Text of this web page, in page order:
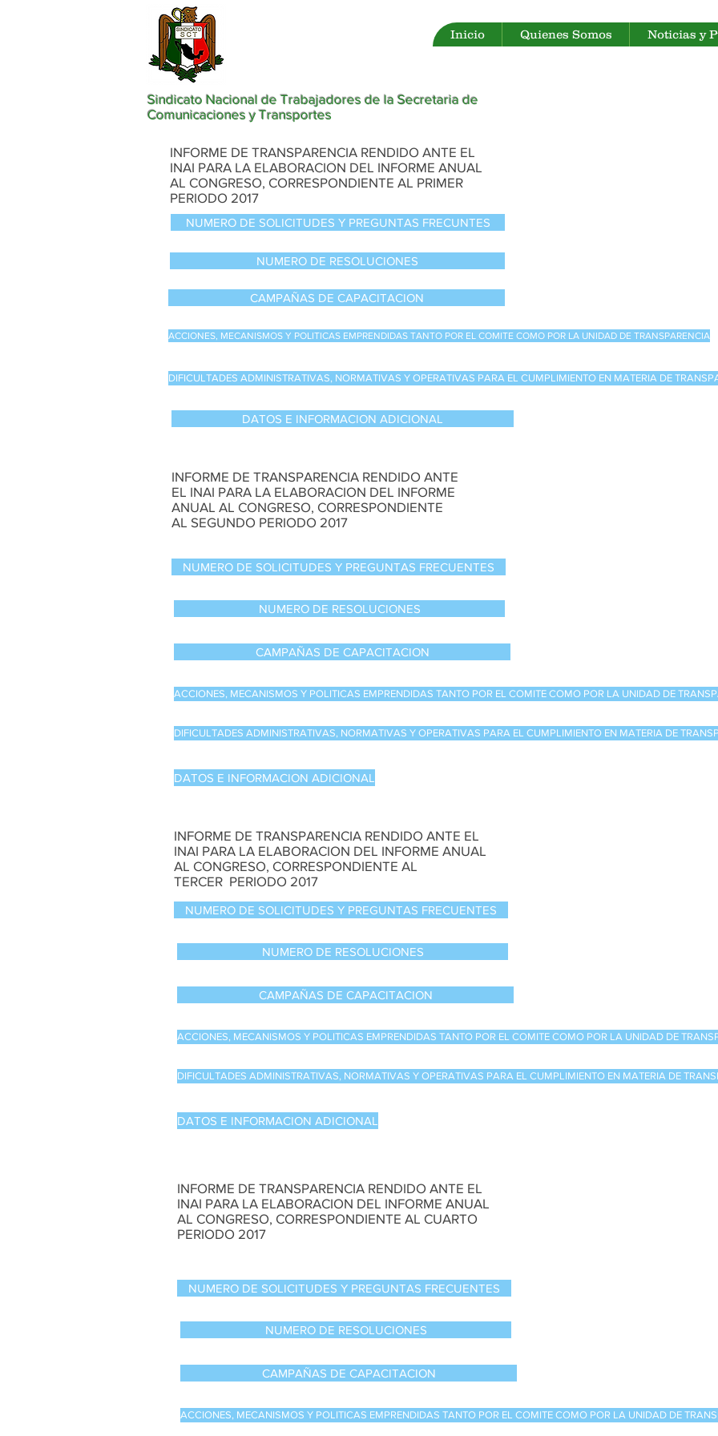
Inicio Quienes Somos Noticias y
Sindicato Nacional de Trabajadores de la Secretaria de
Comunicaciones y Transportes
INFORME DE TRANSPARENCIA RENDIDO ANTE EL
INAI PARA LA ELABORACION DEL INFORME ANUAL
AL CONGRESO, CORRESPONDIENTE AL PRIMER
PERIODO 2017
NUMERO DE SOLICITUDES Y PREGUNTAS FRECUNTES
NUMERO DE RESOLUCIONES
CAMPAÑAS DE CAPACITACION
ACCIONES, MECANISMOS Y POLITICAS EMPRENDIDAS TANTO POR EL COMITE COMO POR LA UNIDAD DE TRANSPARENCIA
DIFICULTADES ADMINISTRATIVAS, NORMATIVAS Y OPERATIVAS PARA EL CUMPLIMIENTO EN MATERIA DE
DATOS E INFORMACION ADICIONAL
INFORME DE TRANSPARENCIA RENDIDO ANTE
EL INAI PARA LA ELABORACION DEL INFORME
ANUAL AL CONGRESO, CORRESPONDIENTE
AL SEGUNDO PERIODO 2017
NUMERO DE SOLICITUDES Y PREGUNTAS FRECUENTES
NUMERO DE RESOLUCIONES
CAMPAÑAS DE CAPACITACION
ACCIONES, MECANISMOS Y POLITICAS EMPRENDIDAS TANTO POR EL COMITE COMO POR LA UNIDAD DE
DIFICULTADES ADMINISTRATIVAS, NORMATIVAS Y OPERATIVAS PARA EL CUMPLIMIENTO EN MATERIA DE
DATOS E INFORMACION ADICIONAL
INFORME DE TRANSPARENCIA RENDIDO ANTE EL
INAI PARA LA ELABORACION DEL INFORME ANUAL
AL CONGRESO, CORRESPONDIENTE AL
TERCER PERIODO 2017
NUMERO DE SOLICITUDES Y PREGUNTAS FRECUENTES
NUMERO DE RESOLUCIONES
CAMPAÑAS DE CAPACITACION
ACCIONES, MECANISMOS Y POLITICAS EMPRENDIDAS TANTO POR EL COMITE COMO POR LA UNIDAD DE
DIFICULTADES ADMINISTRATIVAS, NORMATIVAS Y OPERATIVAS PARA EL CUMPLIMIENTO EN MATERIA DE
DATOS E INFORMACION ADICIONAL
INFORME DE TRANSPARENCIA RENDIDO ANTE EL
INAI PARA LA ELABORACION DEL INFORME ANUAL
AL CONGRESO, CORRESPONDIENTE AL CUARTO
PERIODO 2017
NUMERO DE SOLICITUDES Y PREGUNTAS FRECUENTES
NUMERO DE RESOLUCIONES
CAMPAÑAS DE CAPACITACION
ACCIONES, MECANISMOS Y POLITICAS EMPRENDIDAS TANTO POR EL COMITE COMO POR LA UNIDAD DE